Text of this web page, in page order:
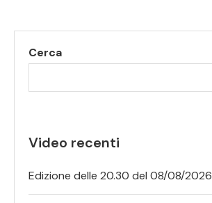
Cerca
Video recenti
Edizione delle 20.30 del 08/08/2026